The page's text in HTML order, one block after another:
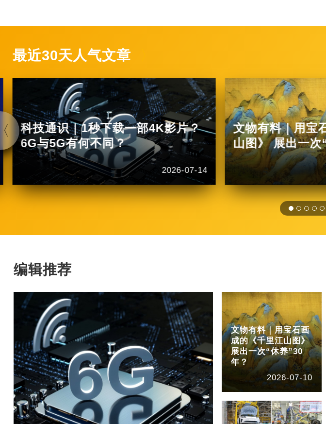
最近30天人气文章
科技通识｜1秒下载一部4K影片？
6G与5G有何不同？
2026-07-14
文物有料｜用宝
山图》 展出一次
编辑推荐
文物有料｜用宝石画
成的《千里江山图》
展出一次“休养”30
年？
2026-07-10